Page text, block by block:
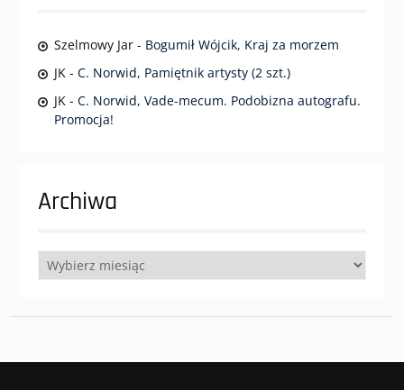
Szelmowy Jar- Bogumił Wójcik, Kraj za morzem
JK- C. Norwid, Pamiętnik artysty (2 szt.)
JK- C. Norwid, Vade-mecum. Podobizna autografu.
Promocja!
Archiwa
Archiwa